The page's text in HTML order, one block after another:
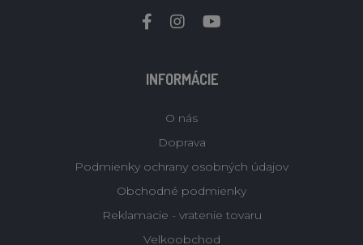
INFORMÁCIE
O nás
Doprava
Podmienky ochrany osobných údajov
Obchodné podmienky
Reklamacie - vratenie tovaru
Velkoobchod